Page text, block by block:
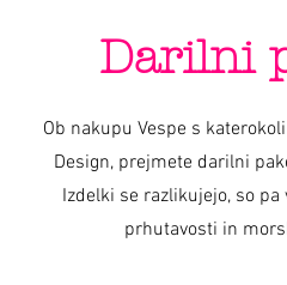
Darilni
Ob nakupu Vespe s
Design, prejmete darilni
Izdelki se razlikujejo, so pa
prhutavosti in